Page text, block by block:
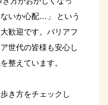
いか心配…」 という
歓迎です。バリアフ
世代の皆様も安心し
整えています。
き方をチェックし